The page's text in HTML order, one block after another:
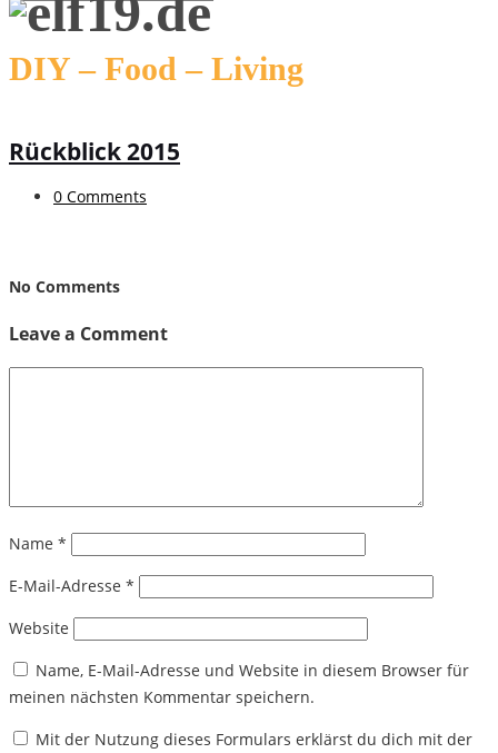
DIY – Food – Living
Rückblick 2015
0 Comments
No Comments
Leave a Comment
Name *
E-Mail-Adresse *
Website
Name, E-Mail-Adresse und Website in diesem Browser für
meinen nächsten Kommentar speichern.
Mit der Nutzung dieses Formulars erklärst du dich mit der